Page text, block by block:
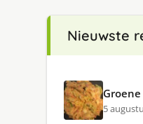
Nieuwste
5